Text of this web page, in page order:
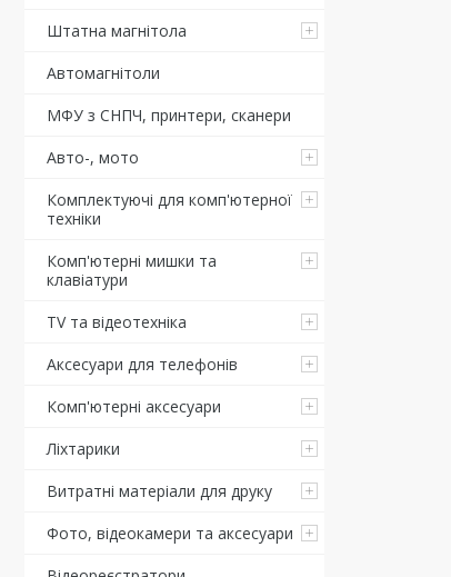
Штатна магнітола
Автомагнітоли
МФУ з СНПЧ, принтери, сканери
Авто-, мото
Комплектуючі для комп'ютерної
техніки
Комп'ютерні мишки та
клавіатури
TV та відеотехніка
Аксесуари для телефонів
Комп'ютерні аксесуари
Ліхтарики
Витратні матеріали для друку
Фото, відеокамери та аксесуари